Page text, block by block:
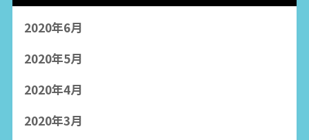
2020年6月
2020年5月
2020年4月
2020年3月